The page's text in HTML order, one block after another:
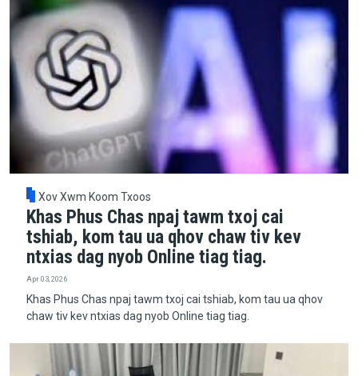
Xov Xwm Koom Txoos
Khas Phus Chas npaj tawm txoj cai
tshiab, kom tau ua qhov chaw tiv kev
ntxias dag nyob Online tiag tiag.
Apr 03, 2026
Khas Phus Chas npaj tawm txoj cai tshiab, kom tau ua qhov
chaw tiv kev ntxias dag nyob Online tiag tiag.